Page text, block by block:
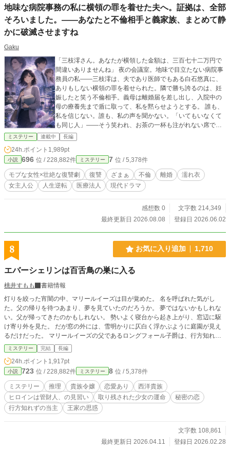
地味な病院事務の私に横領の罪を着せた夫へ。証拠は、全部
そろいました。――あなたと不倫相手と義家族、まとめて静
かに破滅させますね
Gaku
「三枝澪さん。あなたが横領した金額は、三百七十二万円で
間違いありませんね」 夜の会議室。地味で目立たない病院事
務員の私――三枝澪は、夫であり医師でもある白石悠真に、
ありもしない横領の罪を着せられた。隣で勝ち誇るのは、妊
娠したと笑う不倫相手。義母は離婚届を差し出し、入院中の
母の療養先まで盾に取って、私を黙らせようとする。 誰も、
私を信じない。誰も、私の声を聞かない。「いてもいなくて
も同じ人」――そう笑われ、お茶の一杯も注がれない席で、
私はずっと、自分さえ我慢すれば丸く収まると思ってきた。
それが、間違いだった。 でも、私は泣き寝入りしない。怒鳴
らない。泣き叫ばない。殴り返さない。ただ、見る。消えた
はずのログイン記録。握りつぶされた監視カメラ。伝票のわ
ずかなズレ。SNSの背景に映り込んだ嘘。そして、亡くなっ
た父が遺した、古い記録。 魔法もチートもない。あるのは、
誰も気にしない場所に残された事実だけ。嘘には、必ずズレ
見えてくるのは、夫の不倫だけではなかった。父の診療所を
奪い、その死を「自業自得」に仕立て、地域の医療を裏から
していた。そして、黙らされてきたのは、私だけではなかっ
た。 あの人たちが勝利を確信した、まさにその瞬間に、私は
勝ったと思い込んだ人から、順に、足元が崩れていく。 これ
は、憎しみで相手を焼き尽くす話ではありません。嘘で奪わ
れた人生を、事実で取り返し、最後に「自分を粗末に扱わな
い心」を拾い直す、ひとりの女の記録です。 あなたたちが捨
てた私を、もう一度、拾いに来ました。証拠は、全部そろっ
ています。 ――さあ、今夜から。順番に、あなたたちの人生
を、終わらせますね。
ミステリー 連載中 長編
24h.ポイント 1,989pt
小説 696 位 / 228,882件 ミステリー 7 位 / 5,378件
モブな女性×壮絶な復讐劇 復讐 ざまぁ 不倫 離婚
濡れ衣
女主人公
人生逆転 医療法人 現代ドラマ
感想数 0
文字数 214,349
最終更新日 2026.08.08
登録日 2026.06.02
8 お気に入り追加 1,710
エバーシェリンは百舌鳥の巣に入る
桃井すもも
書籍情報
灯りを絞った宵闇の中、マリールイーズは目が覚めた。 名を呼ばれた気がし
た。父の帰りを待つあまり、夢を見ていたのだろうか。 夢ではないかもしれな
い。父が帰ってきたのかもしれない。 勢いよく寝台から起き上がり、窓辺に駆
け寄り外を見た。 だが窓の外には、雪明かりに仄白く浮かぶように庭園が見え
るだけだった。 マリールイーズの父であるロングフォール子爵は、行方知れず
となっていた。 子爵家には死の気配が付き纏う。口さがない人々からは『死人
（しびと）の家』と噂されている。 マリールイーズは、そんな死の気配に覆わ
れた家にとり残された令嬢だった。 早春のある日、子爵家を一人の若き貴婦人
が訪れた。 「私はエバーシェリンと申します。ラグウッドより定められた管財
人、の見習いですわ」 エバーシェリンはこうして、『死人の家』ロングフォー
ル子爵家へ足を踏み入れた。 当主が行方知れずとなった子爵家で、マリールイ
ーズを巡る人々と向き合うこととなる。 短編『ただ、貴方の瞳に映りたくて』
をサイドストーリーとしてお楽しみいただけます。 ❇こちらの作品は、カクヨ
し訳ございません。公開後に修正が入ります。間を置いてご笑覧下さいませ。
❇登場人物のお名前が他作品とダダ被りする場合がございます。皆様別人でござ
います。 ❇100%妄想の産物です。妄想なので史実とは異なっております。
ミステリー 完結 長編
24h.ポイント 1,917pt
小説 723 位 / 228,882件 ミステリー 8 位 / 5,378件
ミステリー 推理 貴族令嬢 恋愛あり
西洋貴族
ヒロインは管財人、の見習い
取り残された少女の運命
秘密の恋
行方知れずの当主
王家の思惑
文字数 108,861
最終更新日 2026.04.11
登録日 2026.02.28